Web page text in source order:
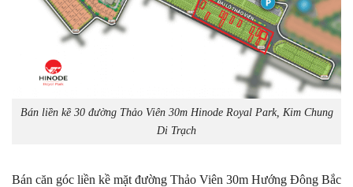
Bán liền kề 30 đường Thảo Viên 30m Hinode Royal Park, Kim Chung
Di Trạch
Bán căn góc liền kề mặt đường Thảo Viên 30m Hướng Đông Bắc